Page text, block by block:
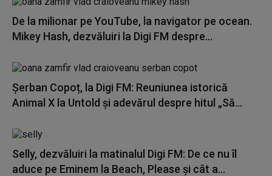
De la milionar pe YouTube, la navigator pe ocean.
Mikey Hash, dezvăluiri la Digi FM despre...
Șerban Copoț, la Digi FM: Reuniunea istorică
Animal X la Untold și adevărul despre hitul „Să...
Selly, dezvăluiri la matinalul Digi FM: De ce nu îl
aduce pe Eminem la Beach, Please și cât a...